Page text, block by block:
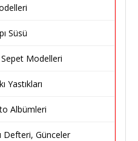
Süsü
Modelleri
Yastıkları
Albümleri
Defteri, Günceler